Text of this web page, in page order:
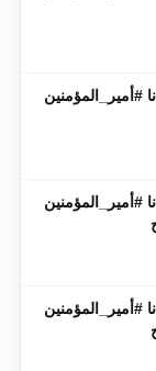
#أمير_المؤمنين​​​​​​
#أمير_المؤمنين​​​​​​
#أمير_المؤمنين​​​​​​